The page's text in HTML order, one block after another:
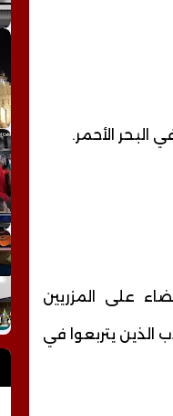
البحر الأحمر.
على المزريين
يتربعوا في